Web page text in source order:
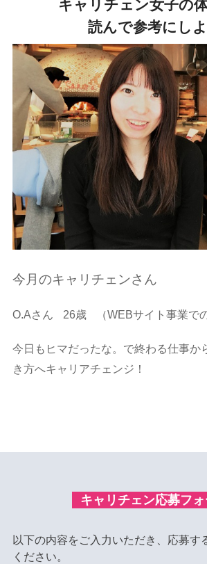
キャリチェン女子の
読んで参考にし
今月のキャリチェンさん
O.Aさん 26歳 （WEBサイト事業で
今日もヒマだったな。で終わる仕事か
き方へキャリアチェンジ！
キャリチェン応募フ
以下の内容をご入力いただき、応募す
ください。